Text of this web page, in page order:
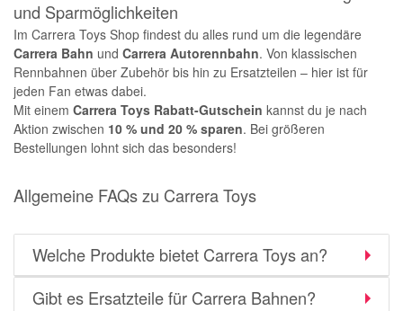
und Sparmöglichkeiten
Im Carrera Toys Shop findest du alles rund um die legendäre
Carrera Bahn und Carrera Autorennbahn. Von klassischen
Rennbahnen über Zubehör bis hin zu Ersatzteilen – hier ist für
jeden Fan etwas dabei.
Mit einem Carrera Toys Rabatt-Gutschein kannst du je nach
Aktion zwischen 10 % und 20 % sparen. Bei größeren
Bestellungen lohnt sich das besonders!
Allgemeine FAQs zu Carrera Toys
Welche Produkte bietet Carrera Toys an?
Gibt es Ersatzteile für Carrera Bahnen?